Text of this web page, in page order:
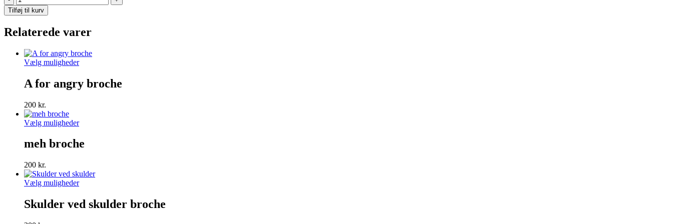
stort
hjerte
banner
antal
Tilføj til kurv
Relaterede varer
Vælg mulighederDette
har
flere
vælges
varesiden
A for angry broche
200 kr.
Vælg mulighederDette
har
flere
kan
vælges
varesiden
meh broche
200 kr.
Vælg mulighederDette
har
flere
Skulder ved skulder broche